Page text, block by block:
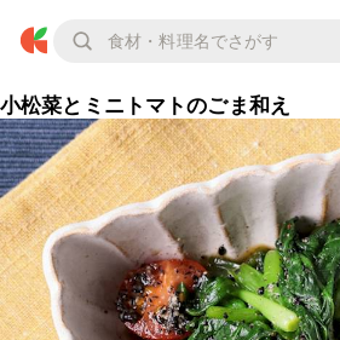
小松菜とミニトマトのごま和え